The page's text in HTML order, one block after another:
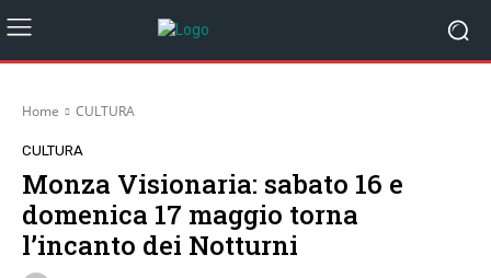
Home CULTURA
CULTURA
Monza Visionaria: sabato 16 e
domenica 17 maggio torna
l’incanto dei Notturni